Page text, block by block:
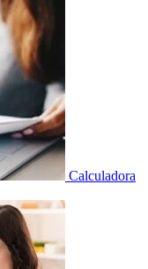
Calculadora